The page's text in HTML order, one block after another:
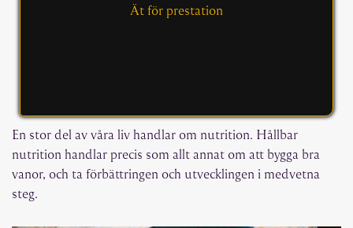
Ät för prestation
En stor del av våra liv handlar om nutrition. Hållbar
nutrition handlar precis som allt annat om att bygga bra
vanor, och ta förbättringen och utvecklingen i medvetna
steg.